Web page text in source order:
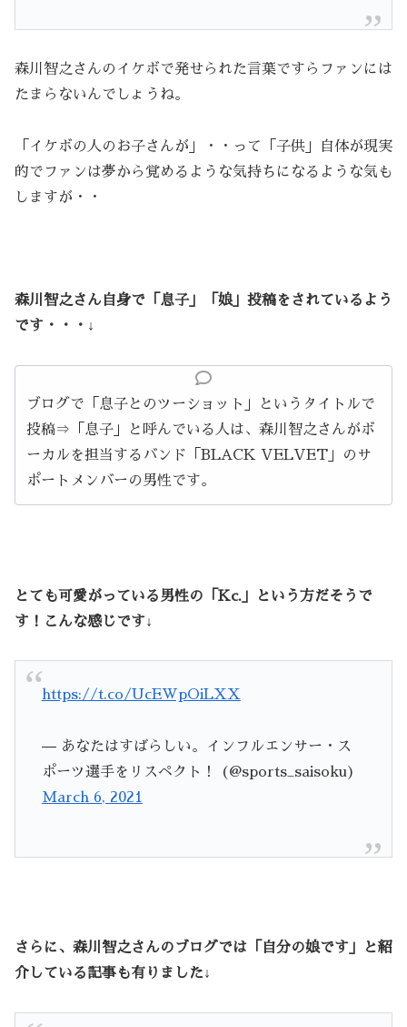
森川智之さんのイケボで発せられた言葉ですらファンには
たまらないんでしょうね。
「イケボの人のお子さんが」・・って「子供」自体が現実
的でファンは夢から覚めるような気持ちになるような気も
しますが・・
森川智之さん自身で「息子」「娘」投稿をされているよう
です・・・↓
ブログで「息子とのツーショット」というタイトルで
投稿⇒「息子」と呼んでいる人は、森川智之さんがボ
ーカルを担当するバンド「BLACK VELVET」のサ
ポートメンバーの男性です。
とても可愛がっている男性の「Kc.」という方だそうで
す！こんな感じです↓
https://t.co/UcEWpOiLXX
— あなたはすばらしい。インフルエンサー・ス
ポーツ選手をリスペクト！ (@sports_saisoku)
March 6, 2021
さらに、森川智之さんのブログでは「自分の娘です」と紹
介している記事も有りました↓